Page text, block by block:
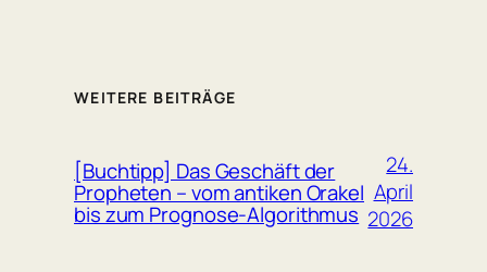
WEITERE BEITRÄGE
[Buchtipp] Das Geschäft der
Propheten – vom antiken Orakel
bis zum Prognose-Algorithmus
24.
April
2026